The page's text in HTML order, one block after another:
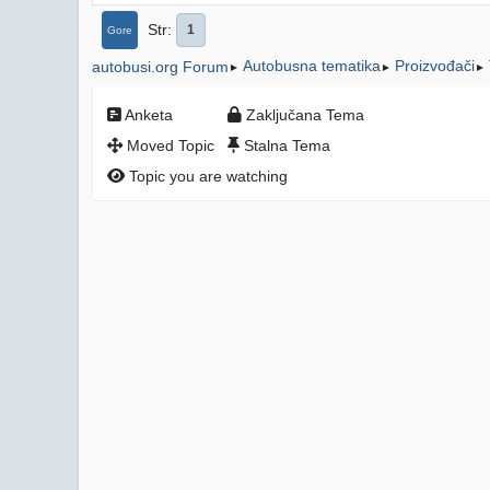
Gore Str 1
autobusi.org Forum ► Autobusna tematika ► Proizvođači►
Anketa
Moved Topic
Zaključana Tema
Stalna Tema
Topic you are watching